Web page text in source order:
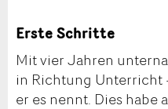
Erste Schritte
Mit vier Jahren
in Richtung Unterricht
er es nennt. Dies